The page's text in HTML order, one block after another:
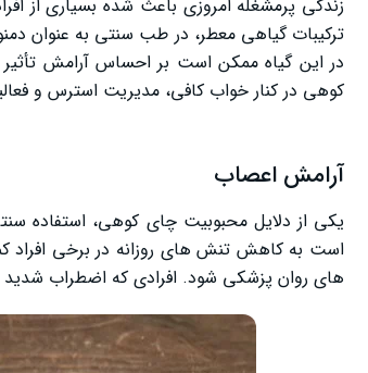
زندگی پرمشغله امروزی باعث شده بسیاری از
ترکیبات گیاهی معطر، در طب سنتی به عنوان
در این گیاه ممکن است بر احساس آرامش
کوهی در کنار خواب کافی، مدیریت استرس و
آرامش اعصاب
یکی از دلایل محبوبیت چای کوهی، استفاده
است به کاهش تنش‌ های روزانه در برخی افراد
های روان‌ پزشکی شود. افرادی که اضطراب شدید